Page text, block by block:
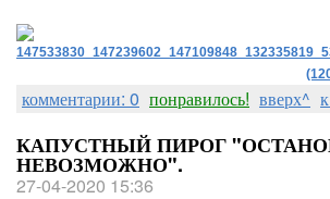
комментарии: 0 понравилось! вверх^
КАПУСТНЫЙ ПИРОГ
НЕВОЗМОЖНО".
27-04-2020 15:36